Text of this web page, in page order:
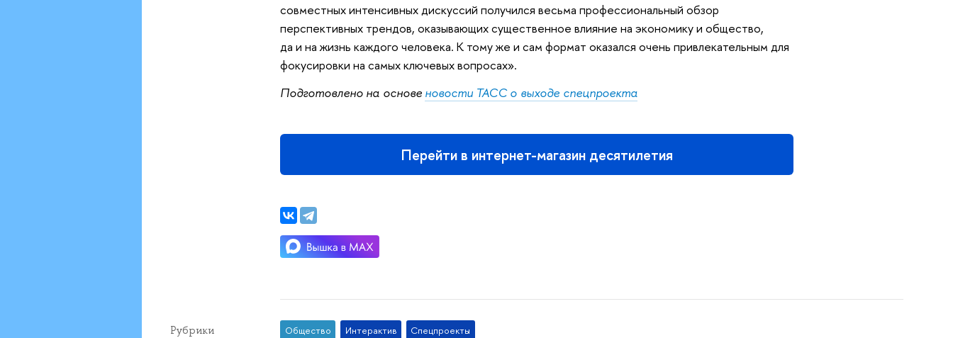
совместных интенсивных дискуссий получился весьма профессиональный обзор
перспективных трендов, оказывающих существенное влияние на экономику и общество,
да и на жизнь каждого человека. К тому же и сам формат оказался очень привлекательным для
фокусировки на самых ключевых вопросах».
Подготовлено на основе новости ТАСС о выходе спецпроекта
Перейти в интернет-магазин десятилетия
Рубрики Общество Интерактив Спецпроекты